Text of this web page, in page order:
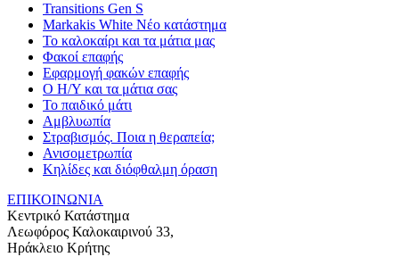
Transitions Gen S
Markakis White Νέο κατάστημα
Το καλοκαίρι και τα μάτια μας
Φακοί επαφής
Εφαρμογή φακών επαφής
Ο Η/Υ και τα μάτια σας
Το παιδικό μάτι
Αμβλυωπία
Στραβισμός. Ποια η θεραπεία;
Ανισομετρωπία
Κηλίδες και διόφθαλμη όραση
ΕΠΙΚΟΙΝΩΝΙΑ
Κεντρικό Κατάστημα
Λεωφόρος Καλοκαιρινού 33,
Ηράκλειο Κρήτης